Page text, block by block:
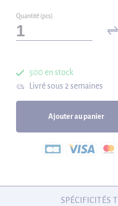
Quantité (pcs)
500 en stock
Livré sous 2 semaines
Ajouter au panier
SPÉCIFICITÉS